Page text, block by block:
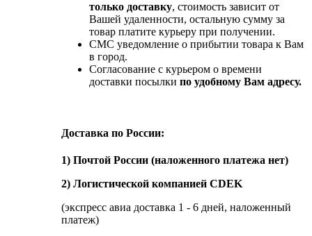
только доставку, стоимость зависит от
Вашей удаленности, остальную сумму за
товар платите курьеру при получении.
СМС уведомление о прибытии товара к Вам
в город.
Согласование с курьером о времени
доставки посылки по удобному Вам адресу.
Доставка по России:
1) Почтой России (наложенного платежа нет)
2) Логистической компанией CDEK
(экспресс авиа доставка 1 - 6 дней, наложенный
платеж)